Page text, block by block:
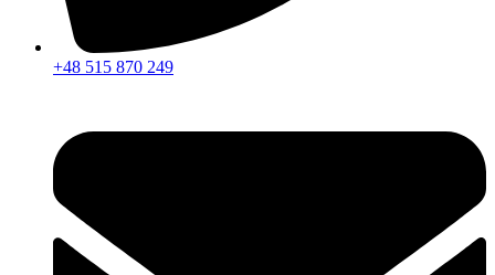
+48 515 870 249